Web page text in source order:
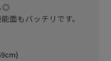
◎
面もバッチリです。